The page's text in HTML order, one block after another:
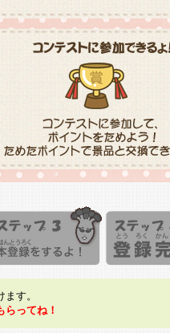
す。
ってね！